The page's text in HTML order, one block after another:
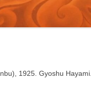
1925. Gyoshu